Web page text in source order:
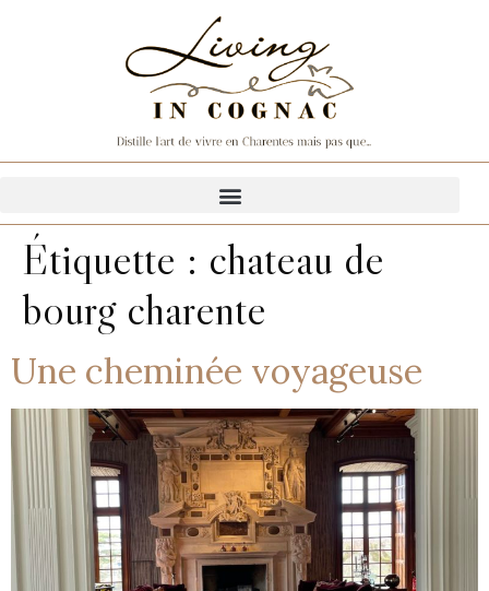
Étiquette : chateau de
bourg charente
Une cheminée voyageuse